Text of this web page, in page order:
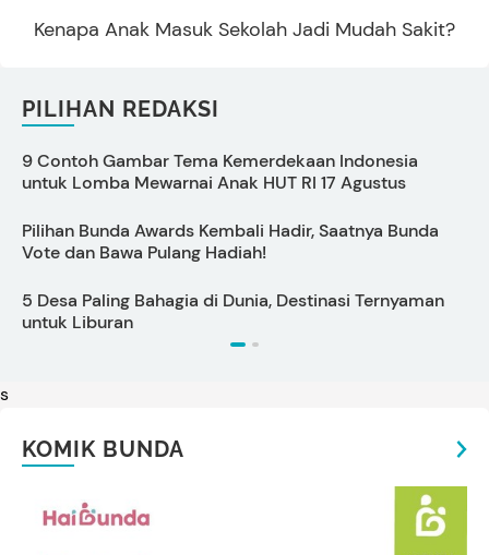
Kenapa Anak Masuk Sekolah Jadi Mudah Sakit?
PILIHAN REDAKSI
9 Contoh Gambar Tema Kemerdekaan Indonesia
untuk Lomba Mewarnai Anak HUT RI 17 Agustus
Pilihan Bunda Awards Kembali Hadir, Saatnya Bunda
Vote dan Bawa Pulang Hadiah!
5 Desa Paling Bahagia di Dunia, Destinasi Ternyaman
untuk Liburan
s
KOMIK BUNDA